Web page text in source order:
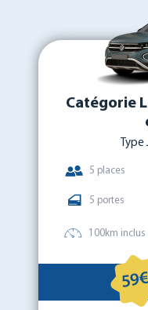
Catégorie
Type
5 places
5 portes
100km inclus